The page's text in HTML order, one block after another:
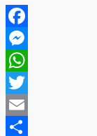
Facebook
Messenger
WhatsApp
Twitter
Email